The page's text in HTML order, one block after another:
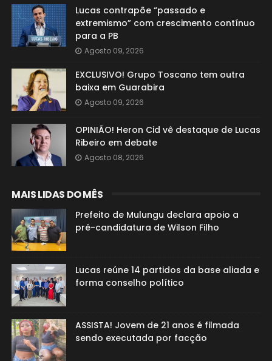
Lucas contrapõe “passado e
extremismo” com crescimento contínuo
para a PB
Agosto 09, 2026
EXCLUSIVO! Grupo Toscano tem outra
baixa em Guarabira
Agosto 09, 2026
OPINIÃO! Heron Cid vê destaque de Lucas
Ribeiro em debate
Agosto 08, 2026
MAIS LIDAS DO MÊS
Prefeito de Mulungu declara apoio a
pré-candidatura de Wilson Filho
Lucas reúne 14 partidos da base aliada e
forma conselho político
ASSISTA! Jovem de 21 anos é filmada
sendo executada por facção